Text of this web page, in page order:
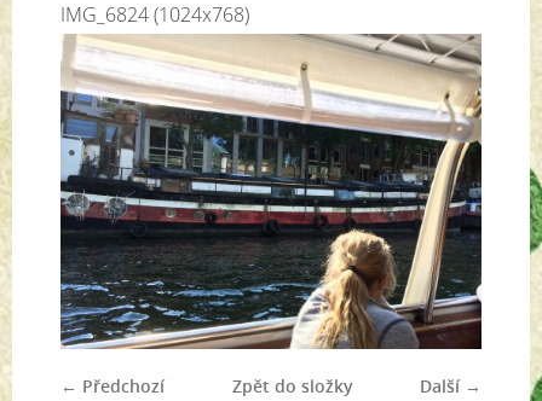
IMG_6824 (1024x768)
← Předchozí Další →
Zpět do složky